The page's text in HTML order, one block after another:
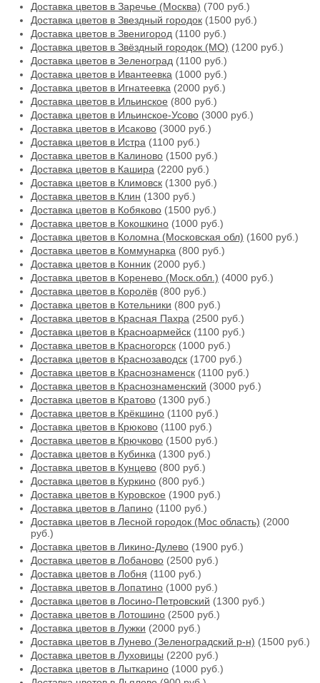
Доставка цветов в Заречье (Москва) (700 руб.)
Доставка цветов в Звездный городок (1500 руб.)
Доставка цветов в Звенигород (1100 руб.)
Доставка цветов в Звёздный городок (МО) (1200 руб.)
Доставка цветов в Зеленоград (1100 руб.)
Доставка цветов в Ивантеевка (1000 руб.)
Доставка цветов в Игнатеевка (2000 руб.)
Доставка цветов в Ильинское (800 руб.)
Доставка цветов в Ильинское-Усово (3000 руб.)
Доставка цветов в Исаково (3000 руб.)
Доставка цветов в Истра (1100 руб.)
Доставка цветов в Калиново (1500 руб.)
Доставка цветов в Кашира (2200 руб.)
Доставка цветов в Климовск (1300 руб.)
Доставка цветов в Клин (1300 руб.)
Доставка цветов в Кобяково (1500 руб.)
Доставка цветов в Кокошкино (1000 руб.)
Доставка цветов в Коломна (Московская обл) (1600 руб.)
Доставка цветов в Коммунарка (800 руб.)
Доставка цветов в Конник (2000 руб.)
Доставка цветов в Коренево (Моск.обл.) (4000 руб.)
Доставка цветов в Королёв (800 руб.)
Доставка цветов в Котельники (800 руб.)
Доставка цветов в Красная Пахра (2500 руб.)
Доставка цветов в Красноармейск (1100 руб.)
Доставка цветов в Красногорск (1000 руб.)
Доставка цветов в Краснозаводск (1700 руб.)
Доставка цветов в Краснознаменск (1100 руб.)
Доставка цветов в Краснознаменский (3000 руб.)
Доставка цветов в Кратово (1300 руб.)
Доставка цветов в Крёкшино (1100 руб.)
Доставка цветов в Крюково (1100 руб.)
Доставка цветов в Крючково (1500 руб.)
Доставка цветов в Кубинка (1300 руб.)
Доставка цветов в Кунцево (800 руб.)
Доставка цветов в Куркино (800 руб.)
Доставка цветов в Куровское (1900 руб.)
Доставка цветов в Лапино (1100 руб.)
Доставка цветов в Лесной городок (Мос область) (2000
руб.)
Доставка цветов в Ликино-Дулево (1900 руб.)
Доставка цветов в Лобаново (2500 руб.)
Доставка цветов в Лобня (1100 руб.)
Доставка цветов в Лопатино (1000 руб.)
Доставка цветов в Лосино-Петровский (1300 руб.)
Доставка цветов в Лотошино (2500 руб.)
Доставка цветов в Лужки (2000 руб.)
Доставка цветов в Лунево (Зеленоградский р-н) (1500 руб.)
Доставка цветов в Луховицы (2200 руб.)
Доставка цветов в Лыткарино (1000 руб.)